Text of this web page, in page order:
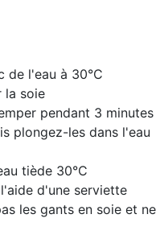
de l'eau à 30°C
la soie
pendant 3 minutes
plongez-les dans l'eau
tiède 30°C
d'une serviette
les gants en soie et ne